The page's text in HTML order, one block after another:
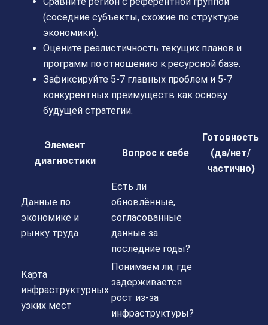
(соседние субъекты, схожие по структуре
экономики).
Оцените реалистичность текущих планов и
программ по отношению к ресурсной базе.
Зафиксируйте 5-7 главных проблем и 5-7
конкурентных преимуществ как основу
будущей стратегии.
Элемент
диагностики
Вопрос к себе
Готовность
(да/нет/
частично)
Данные по
экономике и
рынку труда
Есть ли
обновлённые,
согласованные
данные за
последние годы?
Карта
инфраструктурных
узких мест
Понимаем ли, где
задерживается
рост из-за
инфраструктуры?